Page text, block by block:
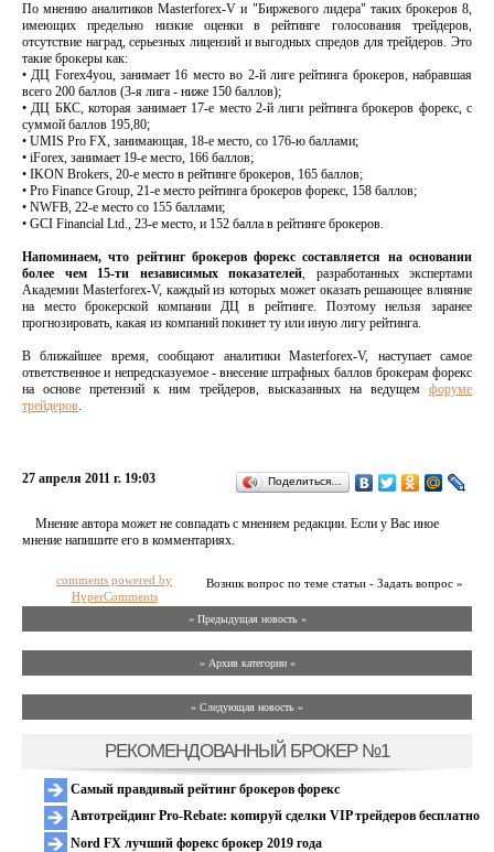
По мнению аналитиков Masterforex-V и "Биржевого лидера" таких брокеров 8,
имеющих предельно низкие оценки в рейтинге голосования трейдеров,
отсутствие наград, серьезных лицензий и выгодных спредов для трейдеров. Это
такие брокеры как:
• ДЦ Forex4you, занимает 16 место во 2-й лиге рейтинга брокеров, набравшая
всего 200 баллов (3-я лига - ниже 150 баллов);
• ДЦ БКС, которая занимает 17-е место 2-й лиги рейтинга брокеров форекс, с
суммой баллов 195,80;
• UMIS Pro FX, занимающая, 18-е место, со 176-ю баллами;
• iForex, занимает 19-е место, 166 баллов;
• IKON Brokers, 20-е место в рейтинге брокеров, 165 баллов;
• Pro Finance Group, 21-е место рейтинга брокеров форекс, 158 баллов;
• NWFB, 22-е место со 155 баллами;
• GCI Financial Ltd., 23-е место, и 152 балла в рейтинге брокеров.
Напоминаем, что рейтинг брокеров форекс составляется на основании
более чем 15-ти независимых показателей, разработанных экспертами
Академии Masterforex-V, каждый из которых может оказать решающее влияние
на место брокерской компании ДЦ в рейтинге. Поэтому нельзя заранее
прогнозировать, какая из компаний покинет ту или иную лигу рейтинга.
В ближайшее время, сообщают аналитики Masterforex-V, наступает самое
ответственное и непредсказуемое - внесение штрафных баллов брокерам форекс
на основе претензий к ним трейдеров, высказанных на ведущем форуме
трейдеров.
27 апреля 2011 г. 19:03 Поделиться…
Мнение автора может не совпадать с мнением редакции. Если у Вас иное
мнение напишите его в комментариях.
Возник вопрос по теме статьи - Задать вопрос »
comments powered by
HyperComments
« Предыдущая новость «
» Архив категории «
» Следующая новость »
РЕКОМЕНДОВАННЫЙ БРОКЕР №1
Самый правдивый рейтинг брокеров форекс
Автотрейдинг Pro-Rebate: копируй сделки VIP трейдеров бесплатно
Nord FX лучший форекс брокер 2019 года